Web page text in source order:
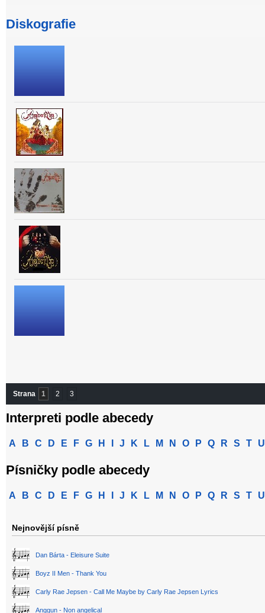
Diskografie
Strana 1 2 3
Interpreti podle abecedy
A B C D E F G H J K L M N O P Q R S T U
Písničky podle abecedy
A B C D E F G H J K L M N O P Q R S T U
Nejnovější písně
Dan Bárta - Eleisure Suite
Boyz II Men - Thank You
Carly Rae Jepsen - Call Me Maybe by Carly Rae Jepsen Lyrics
Anggun - Non angelical